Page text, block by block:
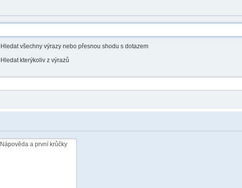
Hledat všechny výrazy nebo přesnou shodu s dotazem
Hledat kterýkoliv z výrazů